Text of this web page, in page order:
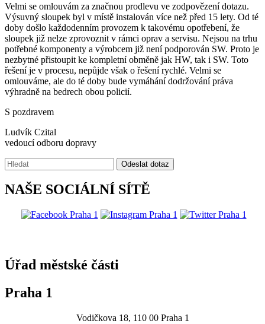
Velmi se omlouvám za značnou prodlevu ve zodpovězení dotazu.
Výsuvný sloupek byl v místě instalován více než před 15 lety. Od té
doby došlo každodenním provozem k takovému opotřebení, že
sloupek již nelze zprovoznit v rámci oprav a servisu. Nejsou na trhu
potřebné komponenty a výrobcem již není podporován SW. Proto je
nezbytné přistoupit ke kompletní obměně jak HW, tak i SW. Toto
řešení je v procesu, nepůjde však o řešení rychlé. Velmi se
omlouváme, ale do té doby bude vymáhání dodržování práva
výhradně na bedrech obou policií.
S pozdravem
Ludvík Czital
vedoucí odboru dopravy
Vyhledávání:
Odeslat dotaz
NAŠE SOCIÁLNÍ SÍTĚ
Úřad městské části
Praha 1
Vodičkova 18, 110 00 Praha 1